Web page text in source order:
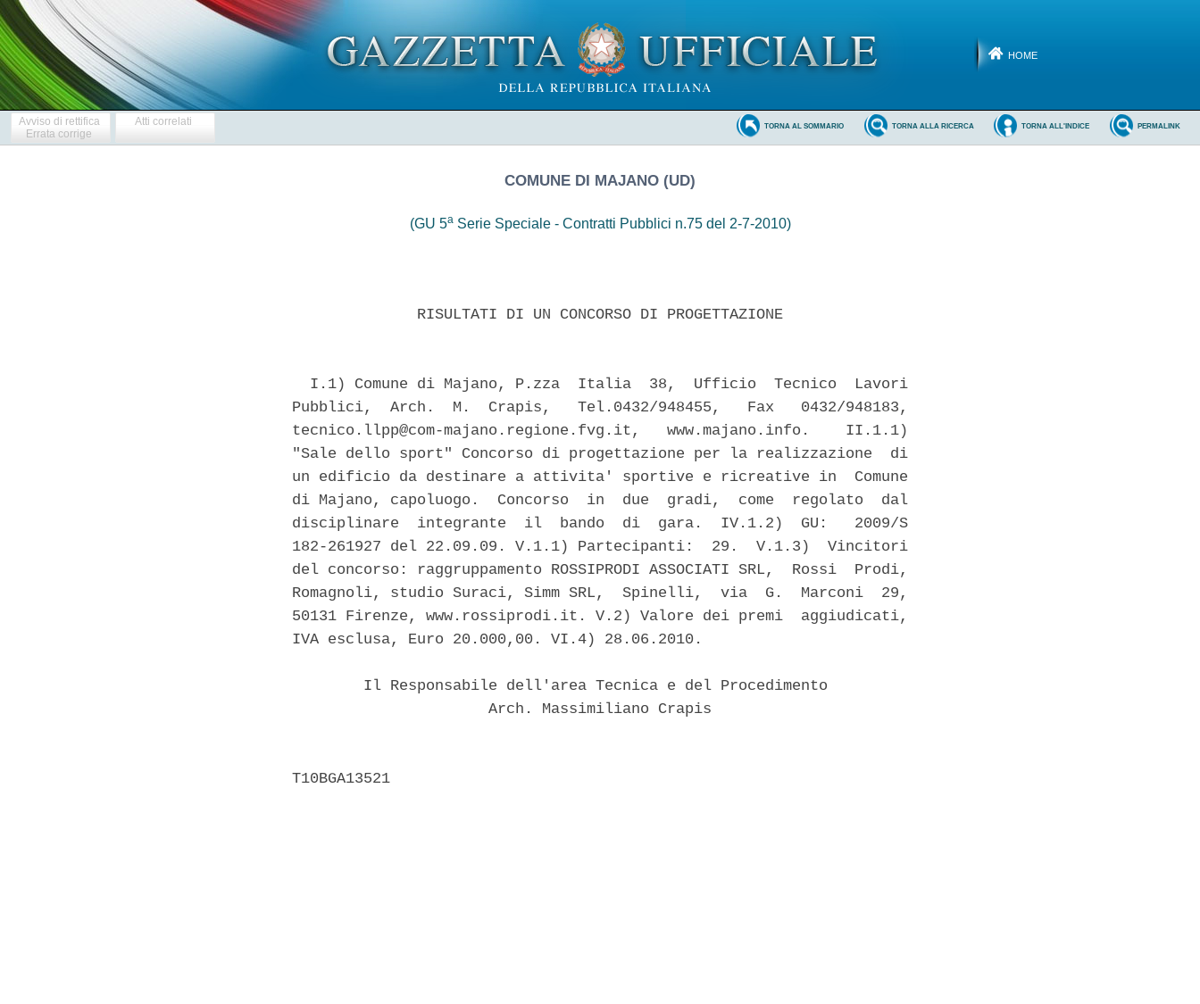
HOME
Avviso di rettifica
Errata corrige
Atti correlati PERMALINK
TORNA ALL'INDICE
TORNA ALLA RICERCA
TORNA AL SOMMARIO
COMUNE DI MAJANO (UD)
(GU 5aSerie Speciale - Contratti Pubblici n.75 del 2-7-2010)
              RISULTATI DI UN CONCORSO DI PROGETTAZIONE
  I.1) Comune di Majano, P.zza  Italia  38,  Ufficio  Tecnico  Lavori
Pubblici,  Arch.  M.  Crapis,   Tel.0432/948455,   Fax   0432/948183,
tecnico.llpp@com-majano.regione.fvg.it,   www.majano.info.    II.1.1)
"Sale dello sport" Concorso di progettazione per la realizzazione  di
un edificio da destinare a attivita' sportive e ricreative in  Comune
di Majano, capoluogo.  Concorso  in  due  gradi,  come  regolato  dal
disciplinare  integrante  il  bando  di  gara.  IV.1.2)  GU:   2009/S
182-261927 del 22.09.09. V.1.1) Partecipanti:  29.  V.1.3)  Vincitori
del concorso: raggruppamento ROSSIPRODI ASSOCIATI SRL,  Rossi  Prodi,
Romagnoli, studio Suraci, Simm SRL,  Spinelli,  via  G.  Marconi  29,
50131 Firenze, www.rossiprodi.it. V.2) Valore dei premi  aggiudicati,
IVA esclusa, Euro 20.000,00. VI.4) 28.06.2010.
        Il Responsabile dell'area Tecnica e del Procedimento
                      Arch. Massimiliano Crapis